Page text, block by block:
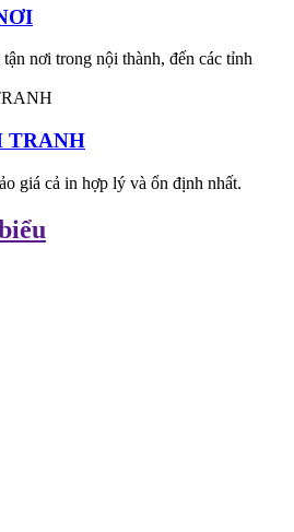
nơi trong nội thành, đến các tỉnh
TRANH
giá cả in hợp lý và ổn định nhất.